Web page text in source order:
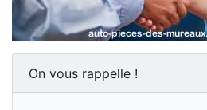
On vous rappelle !